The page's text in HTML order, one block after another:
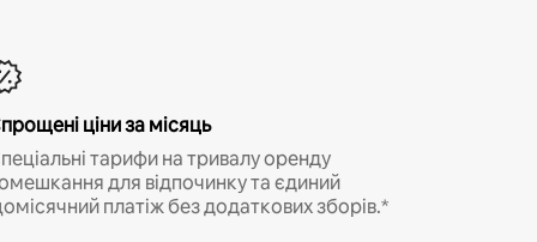
ціни за місяць
тарифи на тривалу оренду
для відпочинку та єдиний
платіж без додаткових зборів.*